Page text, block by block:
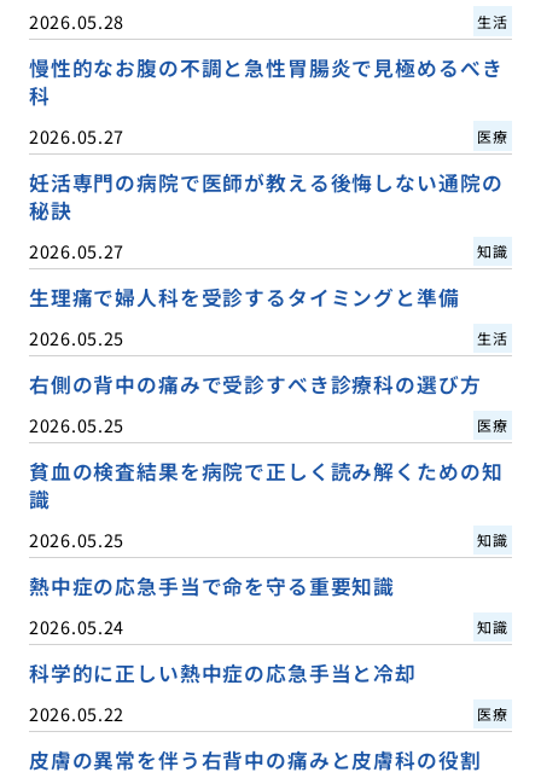
2026.05.28 生活
慢性的なお腹の不調と急性胃腸炎で見極めるべき
科
2026.05.27 医療
妊活専門の病院で医師が教える後悔しない通院の
秘訣
2026.05.27 知識
生理痛で婦人科を受診するタイミングと準備
2026.05.25 生活
右側の背中の痛みで受診すべき診療科の選び方
2026.05.25 医療
貧血の検査結果を病院で正しく読み解くための知
識
2026.05.25 知識
熱中症の応急手当で命を守る重要知識
2026.05.24 知識
科学的に正しい熱中症の応急手当と冷却
2026.05.22 医療
皮膚の異常を伴う右背中の痛みと皮膚科の役割